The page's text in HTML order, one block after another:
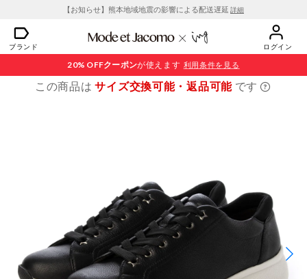
【お知らせ】熊本地域地震の影響による配送遅延 詳細
ブランド ログイン
20% OFFクーポンが使えます 利用条件を見る
この商品はサイズ交換可能・返品可能 です